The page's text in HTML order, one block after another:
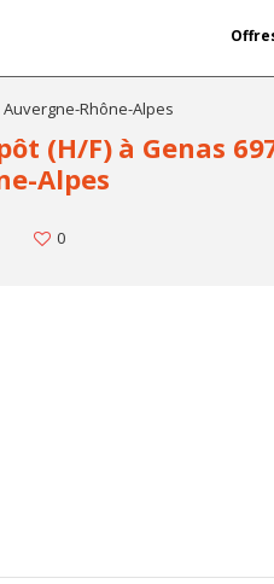
Auvergne-Rhône-Alpes
(H/F) à Genas
Alpes
0